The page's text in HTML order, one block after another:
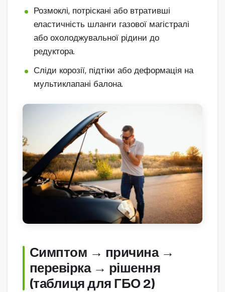
Розмоклі, потріскані або втративші
еластичність шланги газової магістралі
або охолоджувальної рідини до
редуктора.
Сліди корозії, підтіки або деформація на
мультиклапані балона.
Симптом → причина →
перевірка → рішення
(таблиця для ГБО 2)